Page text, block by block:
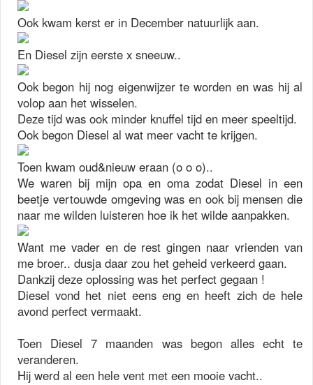
Ook kwam kerst er in December natuurlijk aan.
En Diesel zijn eerste x sneeuw..
Ook begon hij nog eigenwijzer te worden en was hij al
volop aan het wisselen.
Deze tijd was ook minder knuffel tijd en meer speeltijd.
Ook begon Diesel al wat meer vacht te krijgen.
Toen kwam oud&nieuw eraan (o o o)..
We waren bij mijn opa en oma zodat Diesel in een
beetje vertouwde omgeving was en ook bij mensen die
naar me wilden luisteren hoe ik het wilde aanpakken.
Want me vader en de rest gingen naar vrienden van
me broer.. dusja daar zou het geheid verkeerd gaan.
Dankzij deze oplossing was het perfect gegaan !
Diesel vond het niet eens eng en heeft zich de hele
avond perfect vermaakt.
Toen Diesel 7 maanden was begon alles echt te
veranderen.
Hij werd al een hele vent met een mooie vacht..